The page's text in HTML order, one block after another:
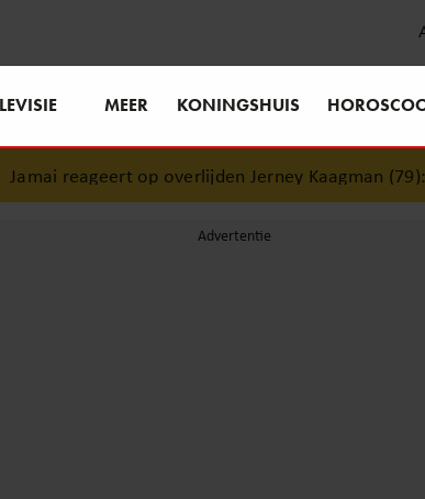
MEER KONINGSHUIS
overlijden Jerney Kaagman (79): ‘Dat